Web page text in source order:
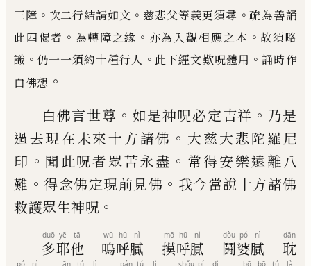
三障 。 次二行結請如文 。 慈悲父等義更須尋 。 疏為善誦
此四偈者 。 為轉障之緣 。 亦為入觀相應之本 。 故須略
識 。 仍一一須約十種行人 。 此下經文歎呪體用 。 誦時作
白佛想 。
白佛言世尊 。 如是神呪必定吉祥 。 乃是
過去現在未來十方諸佛 。 大慈大悲陀羅尼
印 。 聞此呪者眾苦永盡 。 常得安樂遠離八
難 。 得念佛定現前見佛 。 我今當說十方諸佛
救護眾生神呪 。
多
duō
耶
yē
他
tā
嗚
wū
呼
hū
膩
nì
摸
mō
呼
hū
膩
nì
鬪
dòu
婆
pó
膩
nì
耽
dān
pó nì ān tú lì pán tú lì shǒu pí dì bō bō tú là